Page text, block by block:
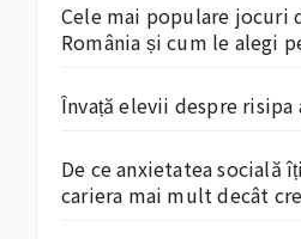
Cele mai populare jocuri
România și cum le alegi
Învață elevii despre
De ce anxietatea socială
cariera mai mult decât